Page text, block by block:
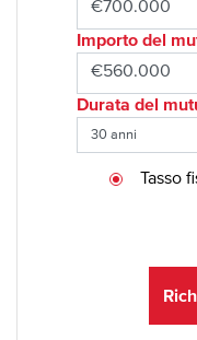
Importo del
Durata del
Tasso